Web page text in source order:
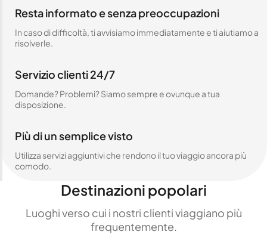
Resta informato e senza preoccupazioni
In caso di difficoltà, ti avvisiamo immediatamente e ti aiutiamo a
risolverle.
Servizio clienti 24/7
Domande? Problemi? Siamo sempre e ovunque a tua
disposizione.
Più di un semplice visto
Utilizza servizi aggiuntivi che rendono il tuo viaggio ancora più
comodo.
Destinazioni popolari
Luoghi verso cui i nostri clienti viaggiano più
frequentemente.